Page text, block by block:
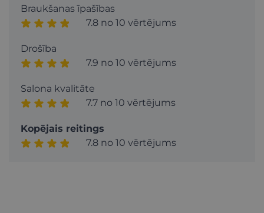
Braukšanas īpašības
7.8 no 10 vērtējums
Drošība
7.9 no 10 vērtējums
Salona kvalitāte
7.7 no 10 vērtējums
Kopējais reitings
7.8 no 10 vērtējums